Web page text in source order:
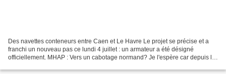
Des navettes conteneurs entre Caen et Le Havre Le projet se précise et a
franchi un nouveau pas ce lundi 4 juillet : un armateur a été désigné
officiellement. MHAP : Vers un cabotage normand? Je l'espère car depuis le